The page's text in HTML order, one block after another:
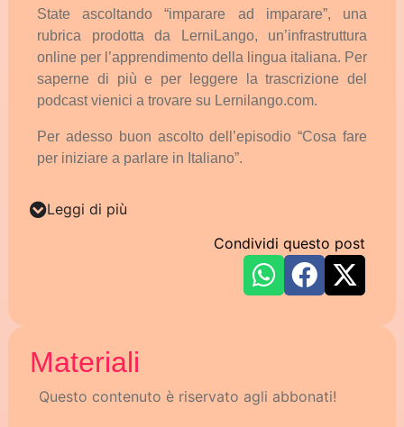
State ascoltando “imparare ad imparare”,
una
rubrica
prodotta da LerniLango,
un’infrastruttura
online per l’apprendimento della lingua italiana. Per
saperne di più e per leggere la trascrizione del
podcast vienici a trovare su Lernilango.com.
Per adesso buon ascolto dell’episodio “Cosa fare
per iniziare a parlare in Italiano”.
Leggi di più
Condividi questo post
Materiali
Questo contenuto è riservato agli abbonati!